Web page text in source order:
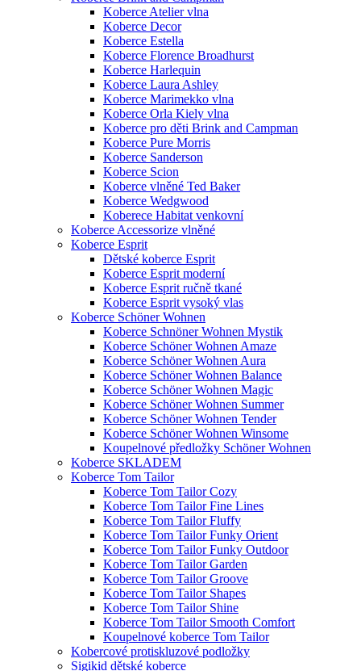
Koberce Atelier vlna
Koberce Decor
Koberce Estella
Koberce Florence Broadhurst
Koberce Harlequin
Koberce Laura Ashley
Koberce Marimekko vlna
Koberce Orla Kiely vlna
Koberce pro děti Brink and Campman
Koberce Pure Morris
Koberce Sanderson
Koberce Scion
Koberce vlněné Ted Baker
Koberce Wedgwood
Koberece Habitat venkovní
Koberce Accessorize vlněné
Koberce Esprit
Dětské koberce Esprit
Koberce Esprit moderní
Koberce Esprit ručně tkané
Koberce Esprit vysoký vlas
Koberce Schöner Wohnen
Koberce Schnöner Wohnen Mystik
Koberce Schöner Wohnen Amaze
Koberce Schöner Wohnen Aura
Koberce Schöner Wohnen Balance
Koberce Schöner Wohnen Magic
Koberce Schöner Wohnen Summer
Koberce Schöner Wohnen Tender
Koberce Schöner Wohnen Winsome
Koupelnové předložky Schöner Wohnen
Koberce SKLADEM
Koberce Tom Tailor
Koberce Tom Tailor Cozy
Koberce Tom Tailor Fine Lines
Koberce Tom Tailor Fluffy
Koberce Tom Tailor Funky Orient
Koberce Tom Tailor Funky Outdoor
Koberce Tom Tailor Garden
Koberce Tom Tailor Groove
Koberce Tom Tailor Shapes
Koberce Tom Tailor Shine
Koberce Tom Tailor Smooth Comfort
Koupelnové koberce Tom Tailor
Kobercové protiskluzové podložky
Sigikid dětské koberce